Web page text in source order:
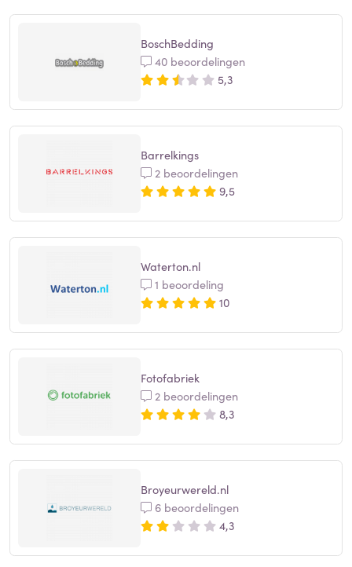
BoschBedding
40 beoordelingen
5,3
Barrelkings
2 beoordelingen
9,5
Waterton.nl
1 beoordeling
10
Fotofabriek
2 beoordelingen
8,3
Broyeurwereld.nl
6 beoordelingen
4,3